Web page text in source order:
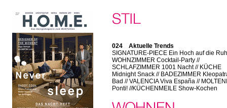
024 Aktuelle Trends
SIGNATURE-PIECE Ein Hoch auf die
WOHNZIMMER Cocktail-Party //
SCHLAFZIMMER 1001 Nacht // KÜCHE
Midnight Snack // BADEZIMMER
Bad // VALENCIA Viva España //
Ponti! //KÜCHENMEILE Show-Kochen